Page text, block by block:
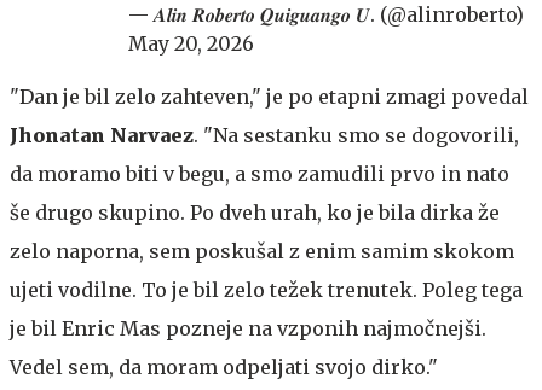
— 𝑨𝒍𝒊𝒏 𝑹𝒐𝒃𝒆𝒓𝒕𝒐 𝑸𝒖𝒊𝒈𝒖𝒂𝒏𝒈𝒐 𝑼. (@alinroberto)
May 20, 2026
"Dan je bil zelo zahteven," je po etapni zmagi povedal
Jhonatan Narvaez. "Na sestanku smo se dogovorili,
da moramo biti v begu, a smo zamudili prvo in nato
še drugo skupino. Po dveh urah, ko je bila dirka že
zelo naporna, sem poskušal z enim samim skokom
ujeti vodilne. To je bil zelo težek trenutek. Poleg tega
je bil Enric Mas pozneje na vzponih najmočnejši.
Vedel sem, da moram odpeljati svojo dirko."